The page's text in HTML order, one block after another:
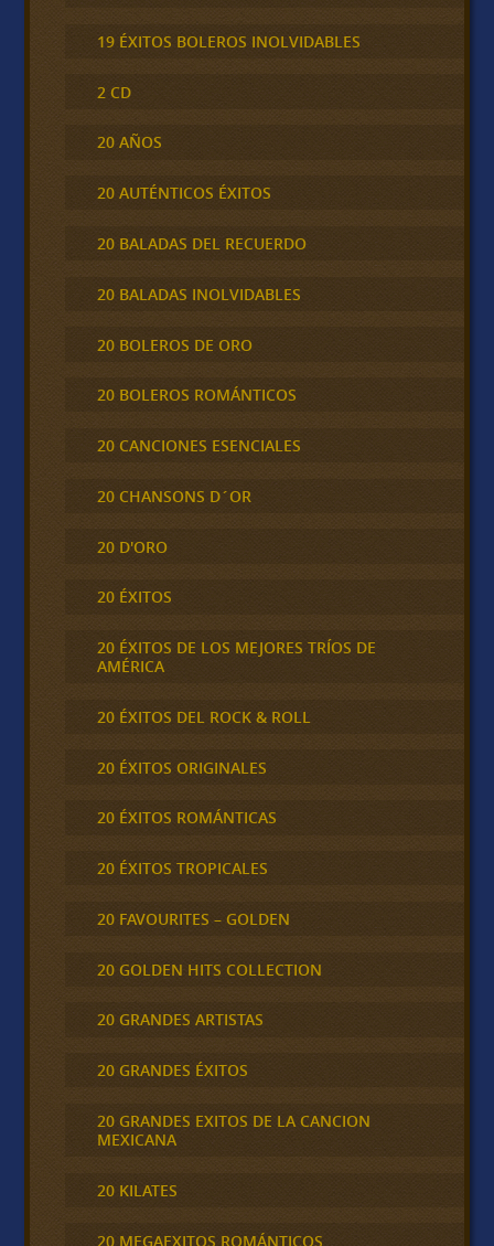
19 ÉXITOS BOLEROS INOLVIDABLES
2 CD
20 AÑOS
20 AUTÉNTICOS ÉXITOS
20 BALADAS DEL RECUERDO
20 BALADAS INOLVIDABLES
20 BOLEROS DE ORO
20 BOLEROS ROMÁNTICOS
20 CANCIONES ESENCIALES
20 CHANSONS D´OR
20 D'ORO
20 ÉXITOS
20 ÉXITOS DE LOS MEJORES TRÍOS DE
AMÉRICA
20 ÉXITOS DEL ROCK & ROLL
20 ÉXITOS ORIGINALES
20 ÉXITOS ROMÁNTICAS
20 ÉXITOS TROPICALES
20 FAVOURITES – GOLDEN
20 GOLDEN HITS COLLECTION
20 GRANDES ARTISTAS
20 GRANDES ÉXITOS
20 GRANDES EXITOS DE LA CANCION
MEXICANA
20 KILATES
20 MEGAEXITOS ROMÁNTICOS